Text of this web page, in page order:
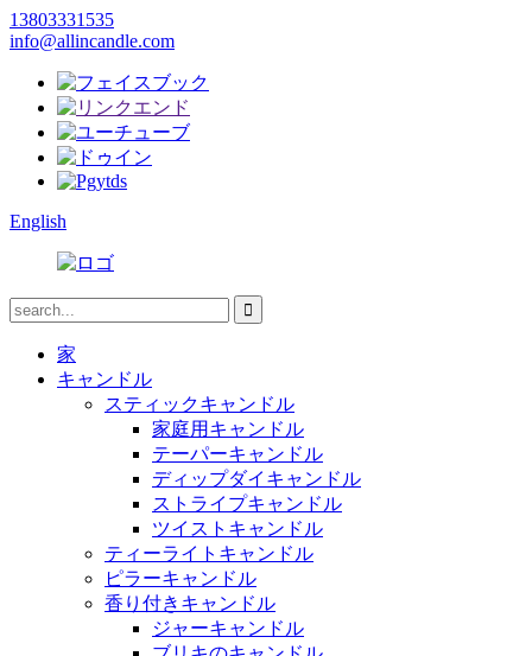
13803331535
info@allincandle.com
English
家
キャンドル
スティックキャンドル
家庭用キャンドル
テーパーキャンドル
ディップダイキャンドル
ストライプキャンドル
ツイストキャンドル
ティーライトキャンドル
ピラーキャンドル
香り付きキャンドル
ジャーキャンドル